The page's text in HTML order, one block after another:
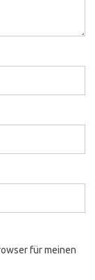
für meinen